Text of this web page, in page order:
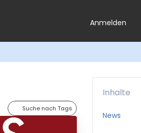
Anmelden
Suche nach Tags
Inhalte
News